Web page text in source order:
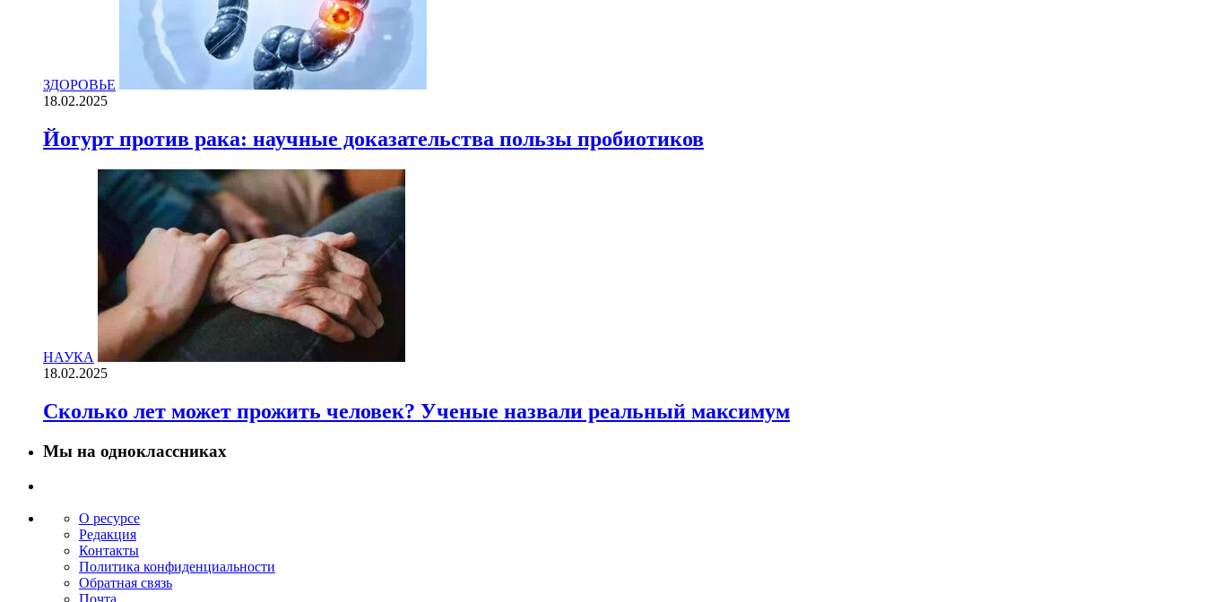
ЗДОРОВЬЕ
18.02.2025
Йогурт против рака: научные доказательства пользы пробиотиков
НАУКА
18.02.2025
Сколько лет может прожить человек? Ученые назвали реальный максимум
Мы на одноклассниках
О ресурсе
Редакция
Контакты
Политика конфиденциальности
Обратная связь